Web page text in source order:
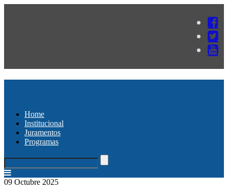
Home
Institucional
Juramentos
Programas
09 Octubre 2025